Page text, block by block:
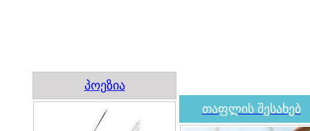
პოეზია
თაფლის შესახებ